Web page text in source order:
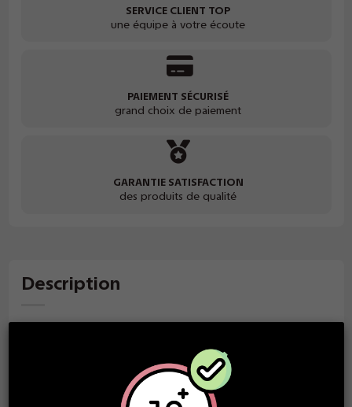
SERVICE CLIENT TOP
une équipe à votre écoute
PAIEMENT SÉCURISÉ
grand choix de paiement
GARANTIE SATISFACTION
des produits de qualité
Description
Une saveur de bonbon aux fruits rouges avec des notes de
raisin et de cassis avec toujours cette touche de fraîcheur